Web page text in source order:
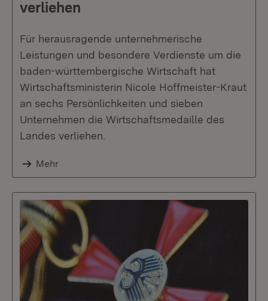
verliehen
Für herausragende unternehmerische
Leistungen und besondere Verdienste um die
baden-württembergische Wirtschaft hat
Wirtschaftsministerin Nicole Hoffmeister-Kraut
an sechs Persönlichkeiten und sieben
Unternehmen die Wirtschaftsmedaille des
Landes verliehen.
Mehr